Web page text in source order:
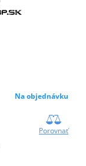
Na objednávku
Porovnať